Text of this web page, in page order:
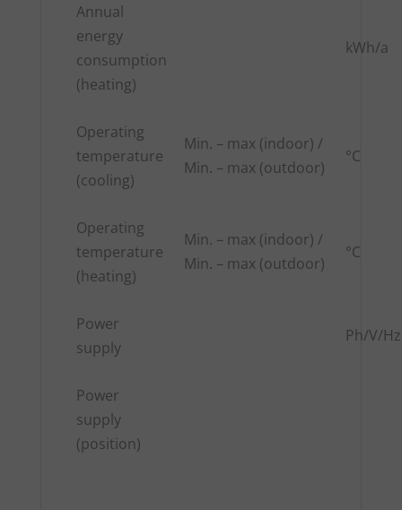
Annual
energy
consumption
(heating)
kWh/a
Operating
temperature
(cooling)
Min. – max (indoor) /
Min. – max (outdoor)
°C
Operating
temperature
(heating)
Min. – max (indoor) /
Min. – max (outdoor)
°C
Power
supply
Ph/V/Hz
Power
supply
(position)